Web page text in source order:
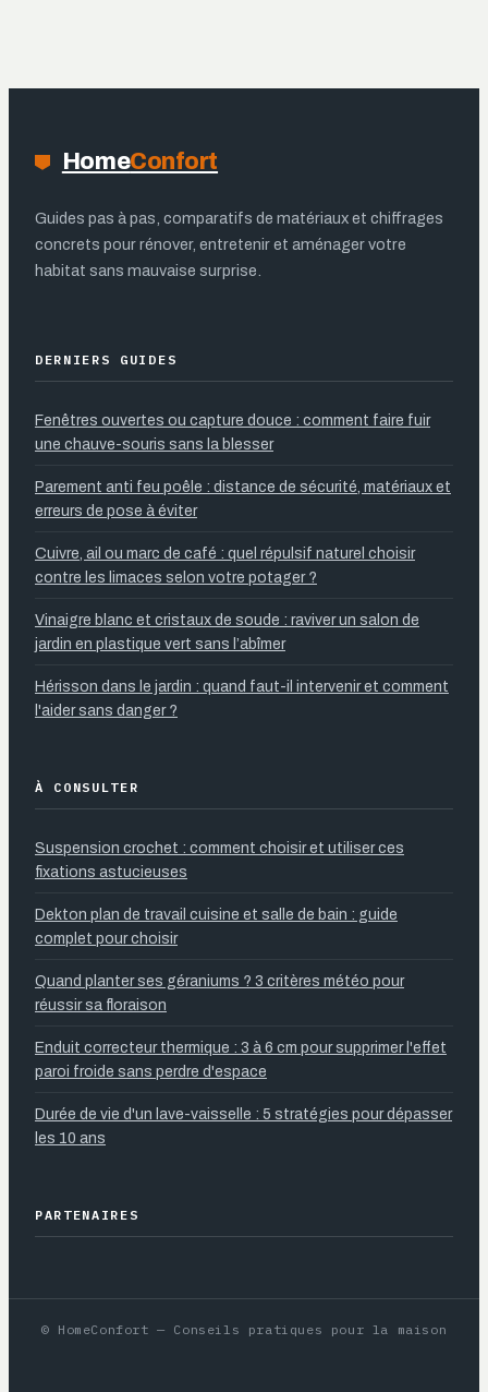
HomeConfort
Guides pas à pas, comparatifs de matériaux et chiffrages
concrets pour rénover, entretenir et aménager votre
habitat sans mauvaise surprise.
DERNIERS GUIDES
Fenêtres ouvertes ou capture douce : comment faire fuir
une chauve-souris sans la blesser
Parement anti feu poêle : distance de sécurité, matériaux et
erreurs de pose à éviter
Cuivre, ail ou marc de café : quel répulsif naturel choisir
contre les limaces selon votre potager ?
Vinaigre blanc et cristaux de soude : raviver un salon de
jardin en plastique vert sans l’abîmer
Hérisson dans le jardin : quand faut-il intervenir et comment
l'aider sans danger ?
À CONSULTER
Suspension crochet : comment choisir et utiliser ces
fixations astucieuses
Dekton plan de travail cuisine et salle de bain : guide
complet pour choisir
Quand planter ses géraniums ? 3 critères météo pour
réussir sa floraison
Enduit correcteur thermique : 3 à 6 cm pour supprimer l'effet
paroi froide sans perdre d'espace
Durée de vie d'un lave-vaisselle : 5 stratégies pour dépasser
les 10 ans
PARTENAIRES
© HomeConfort — Conseils pratiques pour la maison